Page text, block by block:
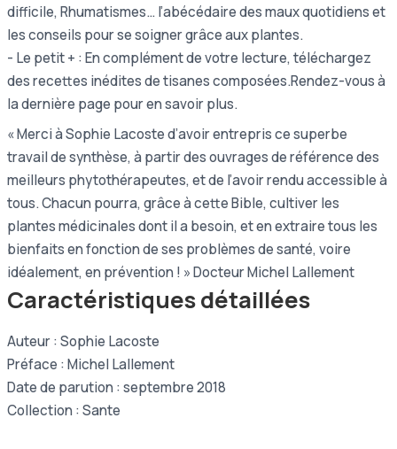
difficile, Rhumatismes… l’abécédaire des maux quotidiens et
les conseils pour se soigner grâce aux plantes.
- Le petit + : En complément de votre lecture, téléchargez
des recettes inédites de tisanes composées.Rendez-vous à
la dernière page pour en savoir plus.
« Merci à Sophie Lacoste d’avoir entrepris ce superbe
travail de synthèse, à partir des ouvrages de référence des
meilleurs phytothérapeutes, et de l’avoir rendu accessible à
tous. Chacun pourra, grâce à cette Bible, cultiver les
plantes médicinales dont il a besoin, et en extraire tous les
bienfaits en fonction de ses problèmes de santé, voire
idéalement, en prévention ! » Docteur Michel Lallement
Caractéristiques détaillées
Auteur : Sophie Lacoste
Préface : Michel Lallement
Date de parution : septembre 2018
Collection : Sante